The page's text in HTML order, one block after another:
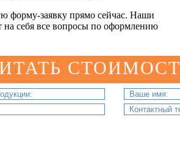
форму-заявку прямо сейчас. Наши
на себя все вопросы по оформлению